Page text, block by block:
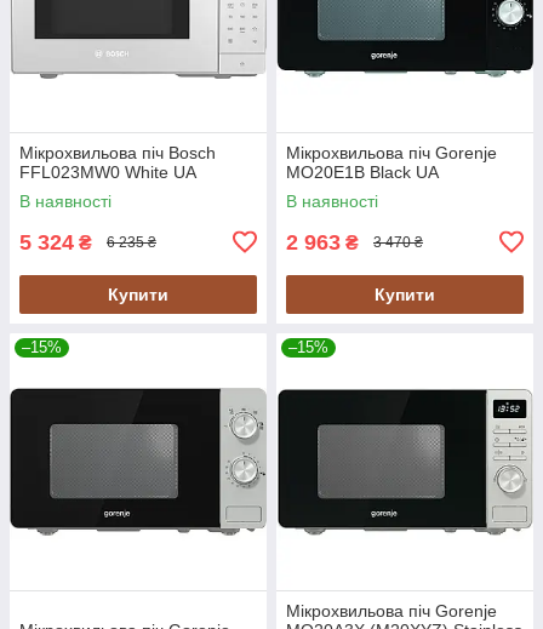
Мікрохвильова піч Bosch
FFL023MW0 White UA
В наявності
5 324 ₴ 6 235 ₴
Купити
Мікрохвильова піч Gorenje
MO20E1B Black UA
В наявності
2 963 ₴ 3 470 ₴
Купити
–15% –15%
Мікрохвильова піч Gorenje